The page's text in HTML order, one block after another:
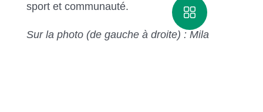
sport et communauté.
Sur la photo (de gauche à droite) : Mila